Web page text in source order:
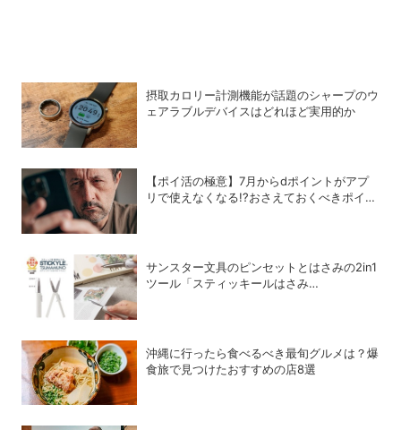
摂取カロリー計測機能が話題のシャープのウ
ェアラブルデバイスはどれほど実用的か
【ポイ活の極意】7月からdポイントがアプ
リで使えなくなる!?おさえておくべきポイン
サンスター文具のピンセットとはさみの2in1
ツール「スティッキールはさみ
沖縄に行ったら食べるべき最旬グルメは？爆
食旅で見つけたおすすめの店8選